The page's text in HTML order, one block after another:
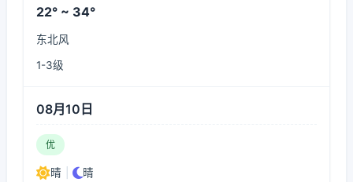
22° ~ 34°
东北风
1-3级
08月10日
优
晴 晴